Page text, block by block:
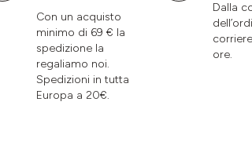
Con un acquisto
minimo di 69 € la
spedizione la
regaliamo noi.
Spedizioni in tutta
Europa a 20€.
Dalla
ore.